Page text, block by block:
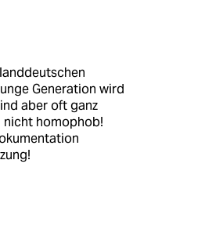
Generation wird
aber oft ganz
nicht homophob!